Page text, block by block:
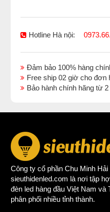
Hotline Hà nội:
Đảm bảo 100% hàng
Free ship 02 giờ cho đơn
Bảo hành chính hãng từ
Công ty cổ phần Chu Minh
sieuthidenled.com là nơi tập
đèn led hàng đầu Việt Nam và
phân phối nhiều tỉnh thành.